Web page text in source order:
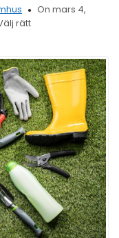
On mars 4,
rätt